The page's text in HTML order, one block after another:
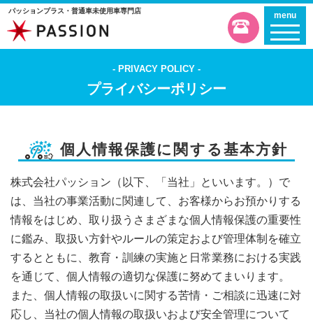
パッションプラス・普通車未使用車専門店 menu
PRIVACY POLICY
プライバシーポリシー
個人情報保護に関する基本方針
株式会社パッション（以下、「当社」といいます。）で
は、当社の事業活動に関連して、お客様からお預かりする
情報をはじめ、取り扱うさまざまな個人情報保護の重要性
に鑑み、取扱い方針やルールの策定および管理体制を確立
するとともに、教育・訓練の実施と日常業務における実践
を通じて、個人情報の適切な保護に努めてまいります。
また、個人情報の取扱いに関する苦情・ご相談に迅速に対
応し、当社の個人情報の取扱いおよび安全管理について